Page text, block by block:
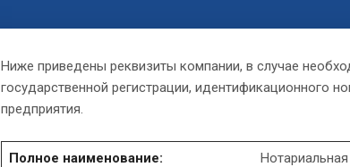
Ниже приведены реквизиты компании, в случае
государственной регистрации, идентификационного
предприятия.
Полное наименование: